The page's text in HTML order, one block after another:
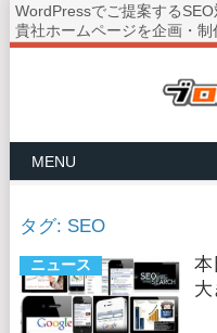
WordPressでご提案する
貴社ホームページを企画・制
MENU
タグ: SEO
ニュース
本